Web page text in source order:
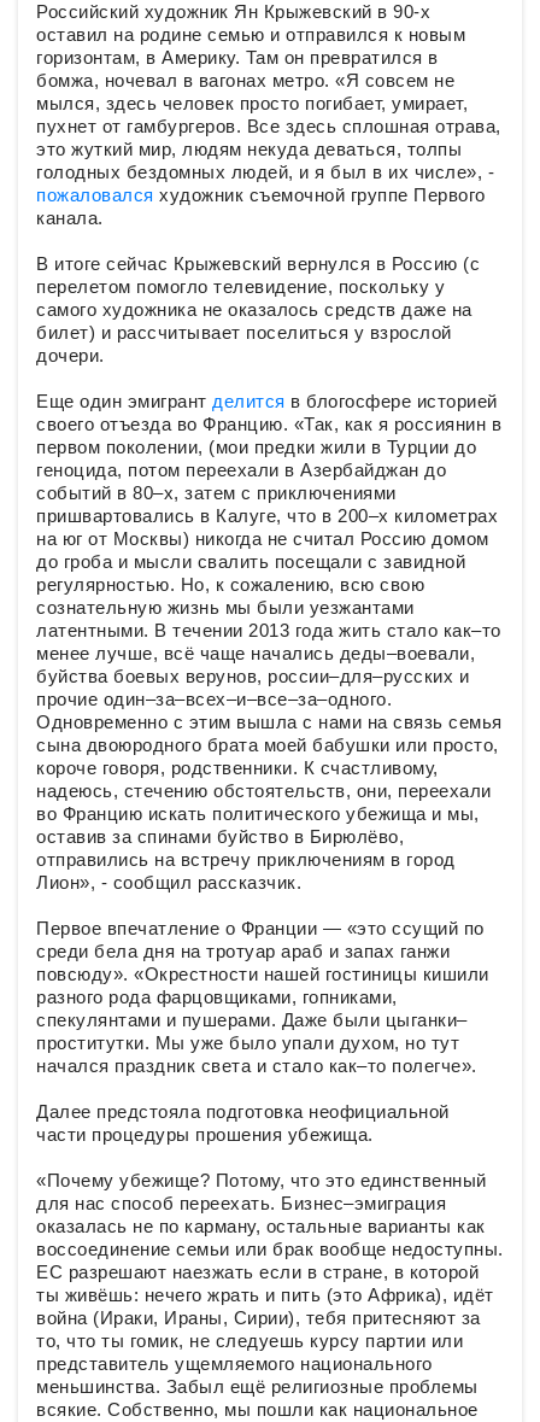
Российский художник Ян Крыжевский в 90-х
оставил на родине семью и отправился к новым
горизонтам, в Америку. Там он превратился в
бомжа, ночевал в вагонах метро. «Я совсем не
мылся, здесь человек просто погибает, умирает,
пухнет от гамбургеров. Все здесь сплошная отрава,
это жуткий мир, людям некуда деваться, толпы
голодных бездомных людей, и я был в их числе», -
пожаловался художник съемочной группе Первого
канала.
В итоге сейчас Крыжевский вернулся в Россию (с
перелетом помогло телевидение, поскольку у
самого художника не оказалось средств даже на
билет) и рассчитывает поселиться у взрослой
дочери.
Еще один эмигрант делится в блогосфере историей
своего отъезда во Францию. «Так, как я россиянин в
первом поколении, (мои предки жили в Турции до
геноцида, потом переехали в Азербайджан до
событий в 80–х, затем с приключениями
пришвартовались в Калуге, что в 200–х километрах
на юг от Москвы) никогда не считал Россию домом
до гроба и мысли свалить посещали с завидной
регулярностью. Но, к сожалению, всю свою
сознательную жизнь мы были уезжантами
латентными. В течении 2013 года жить стало как–то
менее лучше, всё чаще начались деды–воевали,
буйства боевых верунов, россии–для–русских и
прочие один–за–всех–и–все–за–одного.
Одновременно с этим вышла с нами на связь семья
сына двоюродного брата моей бабушки или просто,
короче говоря, родственники. К счастливому,
надеюсь, стечению обстоятельств, они, переехали
во Францию искать политического убежища и мы,
оставив за спинами буйство в Бирюлёво,
отправились на встречу приключениям в город
Лион», - сообщил рассказчик.
Первое впечатление о Франции — «это ссущий по
среди бела дня на тротуар араб и запах ганжи
повсюду». «Окрестности нашей гостиницы кишили
разного рода фарцовщиками, гопниками,
спекулянтами и пушерами. Даже были цыганки–
проститутки. Мы уже было упали духом, но тут
начался праздник света и стало как–то полегче».
Далее предстояла подготовка неофициальной
части процедуры прошения убежища.
«Почему убежище? Потому, что это единственный
для нас способ переехать. Бизнес–эмиграция
оказалась не по карману, остальные варианты как
воссоединение семьи или брак вообще недоступны.
ЕС разрешают наезжать если в стране, в которой
ты живёшь: нечего жрать и пить (это Африка), идёт
война (Ираки, Ираны, Сирии), тебя притесняют за
то, что ты гомик, не следуешь курсу партии или
представитель ущемляемого национального
меньшинства. Забыл ещё религиозные проблемы
всякие. Собственно, мы пошли как национальное